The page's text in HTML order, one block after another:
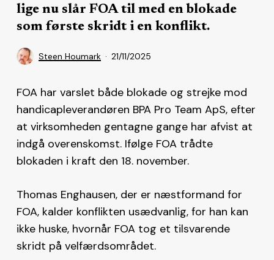
lige nu slår FOA til med en blokade
som første skridt i en konflikt.
Steen Houmark 21/11/2025
FOA har varslet både blokade og strejke mod
handicapleverandøren BPA Pro Team ApS, efter
at virksomheden gentagne gange har afvist at
indgå overenskomst. Ifølge FOA trådte
blokaden i kraft den 18. november.
Thomas Enghausen, der er næstformand for
FOA, kalder konflikten usædvanlig, for han kan
ikke huske, hvornår FOA tog et tilsvarende
skridt på velfærdsområdet.